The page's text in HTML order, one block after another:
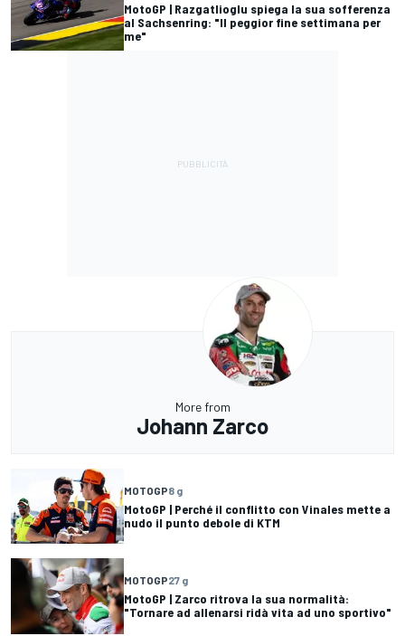
MotoGP | Razgatlioglu spiega la sua sofferenza
al Sachsenring: "Il peggior fine settimana per
me"
More from
Johann Zarco
MOTOGP8 g
MotoGP | Perché il conflitto con Vinales mette a
nudo il punto debole di KTM
MOTOGP27 g
MotoGP | Zarco ritrova la sua normalità:
"Tornare ad allenarsi ridà vita ad uno sportivo"